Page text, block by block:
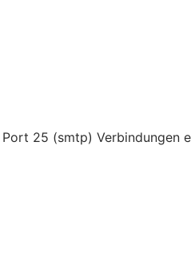
25 (smtp) Verbindungen